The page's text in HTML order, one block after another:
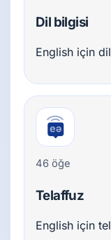
Dil bilgisi
English için
46 öğe
Telaffuz
English için